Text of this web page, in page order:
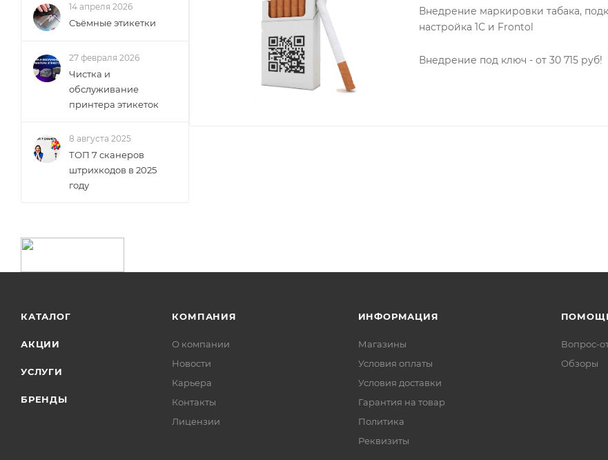
Внедрение маркировки табака,
настройка 1С и Frontol
Внедрение под ключ - от 30 715 руб!
14 апреля 2026
Съёмные этикетки
27 февраля 2026
Чистка и
обслуживание
принтера этикеток
8 августа 2025
ТОП 7 сканеров
штрихкодов в 2025
году
КАТАЛОГ
АКЦИИ
УСЛУГИ
БРЕНДЫ
КОМПАНИЯ
О компании
Новости
Карьера
Контакты
Лицензии
ИНФОРМАЦИЯ
Магазины
Условия оплаты
Условия доставки
Гарантия на товар
Политика
Реквизиты
Вопрос-
Обзоры